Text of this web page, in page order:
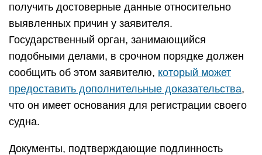
получить достоверные данные относительно
выявленных причин у заявителя.
Государственный орган, занимающийся
подобными делами, в срочном порядке должен
сообщить об этом заявителю, который может
предоставить дополнительные доказательства,
что он имеет основания для регистрации своего
судна.
Документы, подтверждающие подлинность